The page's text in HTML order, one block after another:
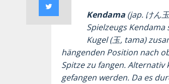
Kendama (jap. けん玉
Spielzeugs
Kugel (玉, tama)
hängenden Position nach
Spitze zu fangen. Alternativ
gefangen werden. Da es